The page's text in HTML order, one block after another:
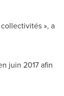
», a
juin 2017 afin